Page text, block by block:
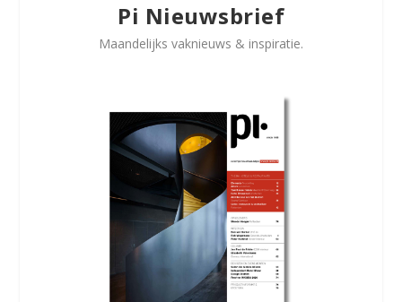
Pi Nieuwsbrief
Maandelijks vaknieuws & inspiratie.